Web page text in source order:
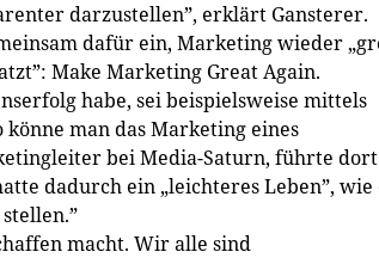
darzustellen”, erklärt Gansterer.
dafür ein, Marketing wieder
Make Marketing Great Again.
habe, sei beispielsweise mittels
man das Marketing eines
bei Media-Saturn, führte dort
dadurch ein „leichteres Leben”, wie
macht. Wir alle sind